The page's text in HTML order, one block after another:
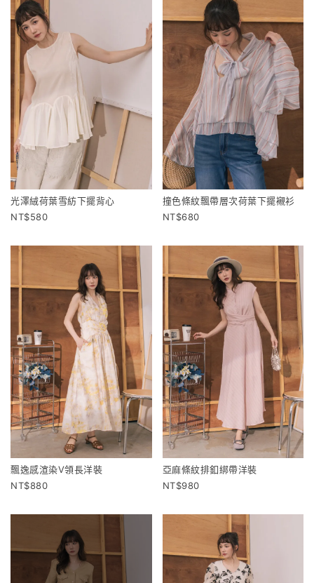
光澤絨荷葉雪紡下擺背心
580
撞色條紋飄帶層次荷葉下擺襯衫
680
飄逸感渲染V領長洋裝
880
亞麻條紋排釦綁帶洋裝
980